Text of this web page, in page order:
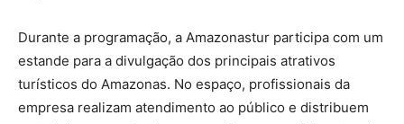
Durante a programação, a Amazonastur participa com um
estande para a divulgação dos principais atrativos
turísticos do Amazonas. No espaço, profissionais da
empresa realizam atendimento ao público e distribuem